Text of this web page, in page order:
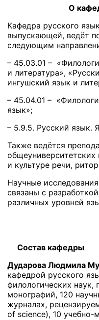
О
Кафедра русского
выпускающей, ведёт
следующим
– 45.03.01 –
и литература»,
ингушский язык и
– 45.04.01 –
язык»;
– 5.9.5. Русский язык.
Также ведётся
и культуре речи,
Научные
связаны с
различных уровней
Состав кафедры
Дударова Людмила
кафедрой русского
филологических наук,
монографий, 120
журналах,
of science), 10 учебно-